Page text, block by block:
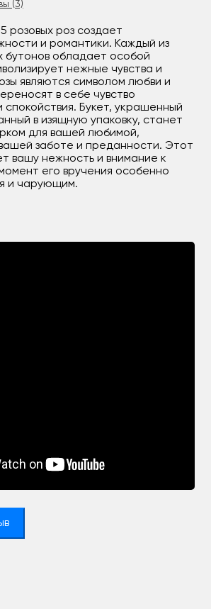
(3)
розовых роз создает
и романтики. Каждый из
бутонов обладает особой
нежные чувства и
являются символом любви и
в себе чувство
спокойствия. Букет, украшенный
в изящную упаковку, станет
для вашей любимой,
заботе и преданности. Этот
вашу нежность и внимание к
его вручения особенно
и чарующим.